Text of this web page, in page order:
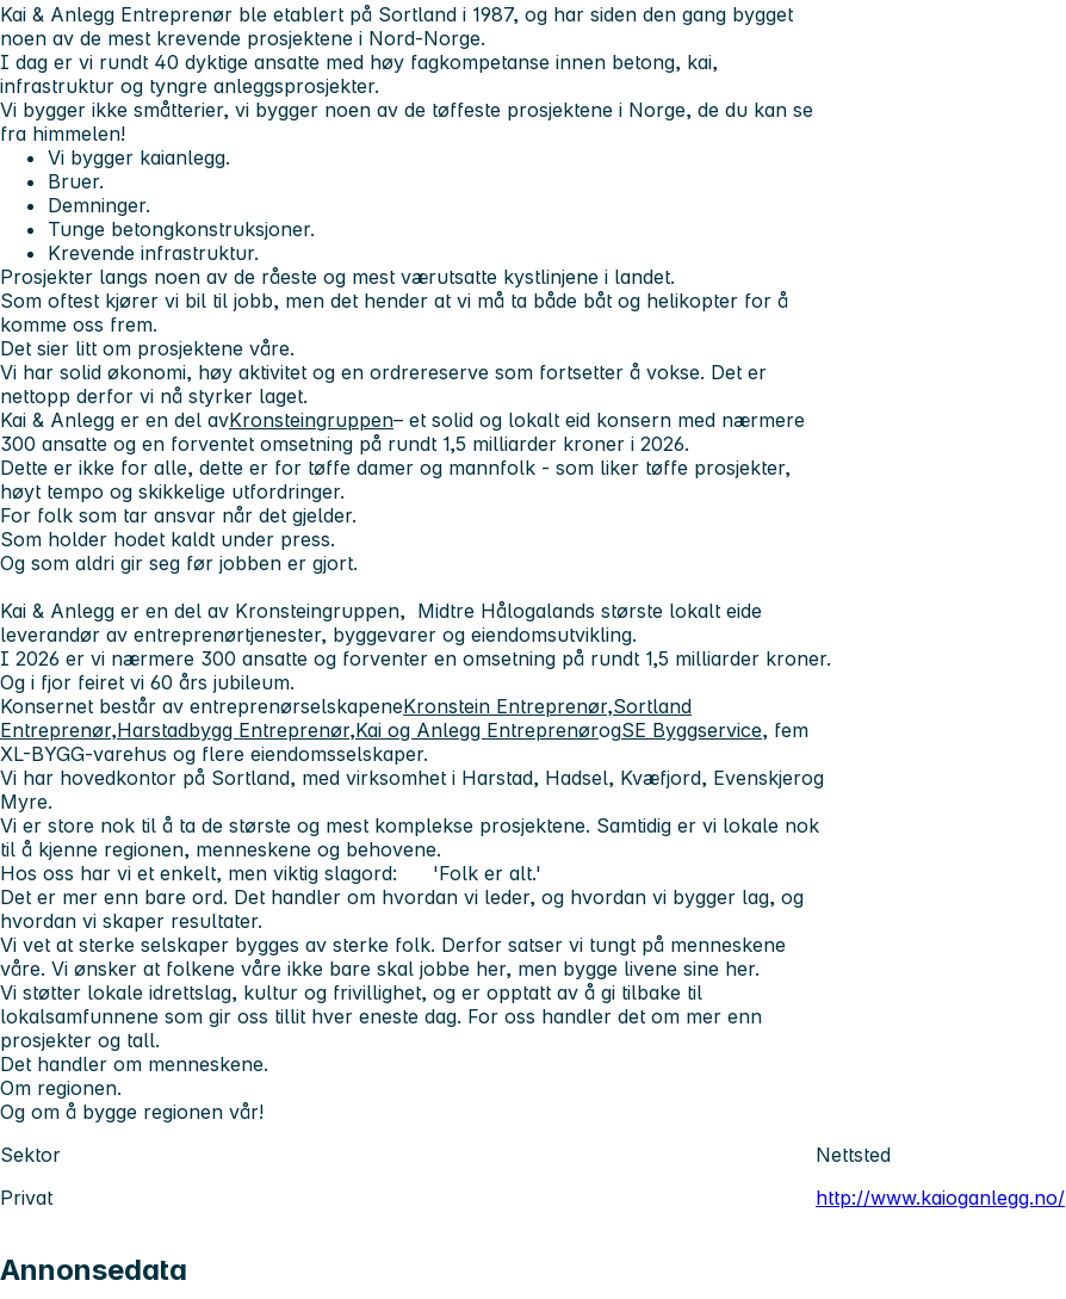
Kai & Anlegg Entreprenør ble etablert på Sortland i 1987, og har siden den gang bygget
noen av de mest krevende prosjektene i Nord-Norge.
I dag er vi rundt 40 dyktige ansatte med høy fagkompetanse innen betong, kai,
infrastruktur og tyngre anleggsprosjekter.
Vi bygger ikke småtterier, vi bygger noen av de tøffeste prosjektene i Norge, de du kan se
fra himmelen!
Vi bygger kaianlegg.
Bruer.
Demninger.
Tunge betongkonstruksjoner.
Krevende infrastruktur.
Prosjekter langs noen av de råeste og mest værutsatte kystlinjene i landet.
Som oftest kjører vi bil til jobb, men det hender at vi må ta både båt og helikopter for å
komme oss frem.
Det sier litt om prosjektene våre.
Vi har solid økonomi, høy aktivitet og en ordrereserve som fortsetter å vokse. Det er
nettopp derfor vi nå styrker laget.
Kai & Anlegg er en del avKronsteingruppen– et solid og lokalt eid konsern med nærmere
300 ansatte og en forventet omsetning på rundt 1,5 milliarder kroner i 2026.
Dette er ikke for alle, dette er for tøffe damer og mannfolk - som liker tøffe prosjekter,
høyt tempo og skikkelige utfordringer.
For folk som tar ansvar når det gjelder.
Som holder hodet kaldt under press.
Og som aldri gir seg før jobben er gjort.
Kai & Anlegg er en del av Kronsteingruppen, Midtre Hålogalands største lokalt eide
leverandør av entreprenørtjenester, byggevarer og eiendomsutvikling.
I 2026 er vi nærmere 300 ansatte og forventer en omsetning på rundt 1,5 milliarder kroner.
Og i fjor feiret vi 60 års jubileum.
Konsernet består av entreprenørselskapeneKronstein Entreprenør,Sortland
Entreprenør,Harstadbygg Entreprenør,Kai og Anlegg EntreprenørogSE Byggservice, fem
XL-BYGG-varehus og flere eiendomsselskaper.
Vi har hovedkontor på Sortland, med virksomhet i Harstad, Hadsel, Kvæfjord, Evenskjerog
Myre.
Vi er store nok til å ta de største og mest komplekse prosjektene. Samtidig er vi lokale nok
til å kjenne regionen, menneskene og behovene.
Hos oss har vi et enkelt, men viktig slagord: 'Folk er alt.'
Det er mer enn bare ord. Det handler om hvordan vi leder, og hvordan vi bygger lag, og
hvordan vi skaper resultater.
Vi vet at sterke selskaper bygges av sterke folk. Derfor satser vi tungt på menneskene
våre. Vi ønsker at folkene våre ikke bare skal jobbe her, men bygge livene sine her.
Vi støtter lokale idrettslag, kultur og frivillighet, og er opptatt av å gi tilbake til
lokalsamfunnene som gir oss tillit hver eneste dag. For oss handler det om mer enn
prosjekter og tall.
Det handler om menneskene.
Om regionen.
Og om å bygge regionen vår!
Sektor
Privat
Nettsted
http://www.kaioganlegg.no/
Annonsedata